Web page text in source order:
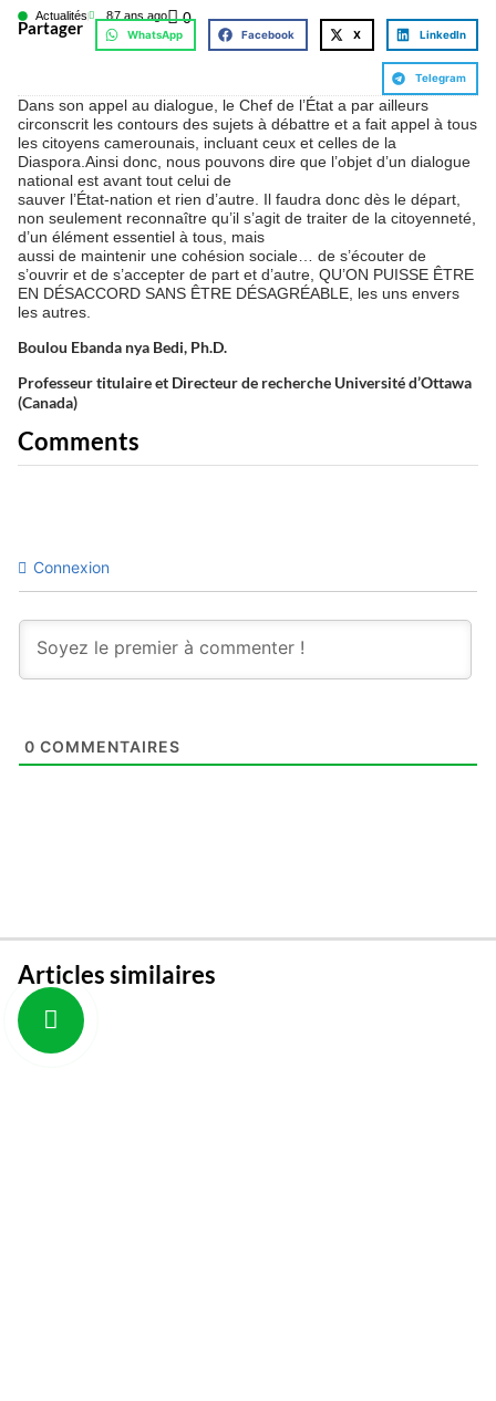
Actualités 87 ans ago 0
Partager WhatsApp Facebook X LinkedIn
Telegram
Dans son appel au dialogue, le Chef de l’État a par ailleurs
circonscrit les contours des sujets à débattre et a fait appel à tous
les citoyens camerounais, incluant ceux et celles de la
Diaspora.Ainsi donc, nous pouvons dire que l’objet d’un dialogue
national est avant tout celui de
sauver l’État-nation et rien d’autre. Il faudra donc dès le départ,
non seulement reconnaître qu’il s’agit de traiter de la citoyenneté,
d’un élément essentiel à tous, mais
aussi de maintenir une cohésion sociale… de s’écouter de
s’ouvrir et de s’accepter de part et d’autre, QU’ON PUISSE ÊTRE
EN DÉSACCORD SANS ÊTRE DÉSAGRÉABLE, les uns envers
les autres.
Boulou Ebanda nya Bedi, Ph.D.
Professeur titulaire et Directeur de recherche Université d’Ottawa
(Canada)
Comments
Connexion
0 COMMENTAIRES
Articles similaires